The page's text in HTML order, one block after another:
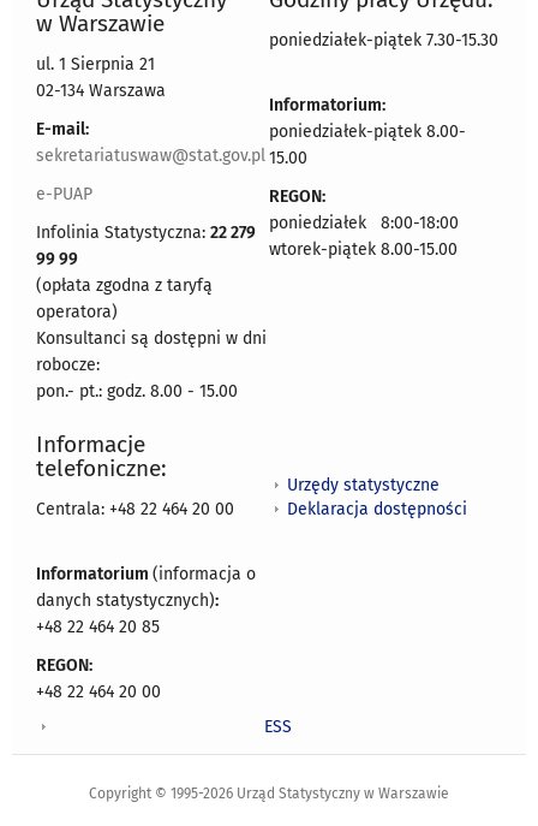
w Warszawie
ul. 1 Sierpnia 21
02-134 Warszawa
E-mail:
sekretariatuswaw@stat.gov.pl
e-PUAP
Infolinia Statystyczna: 22 279
99 99
(opłata zgodna z taryfą
operatora)
Konsultanci są dostępni w dni
robocze:
pon.- pt.: godz. 8.00 - 15.00
poniedziałek-piątek 7.30-15.30
Informatorium:
poniedziałek-piątek 8.00-
15.00
REGON:
poniedziałek 8:00-18:00
wtorek-piątek 8.00-15.00
Informacje
telefoniczne:
Centrala: +48 22 464 20 00
Informatorium (informacja o
danych statystycznych):
+48 22 464 20 85
REGON:
+48 22 464 20 00
Urzędy statystyczne
Deklaracja dostępności
ESS
Copyright © 1995-2026 Urząd Statystyczny w Warszawie